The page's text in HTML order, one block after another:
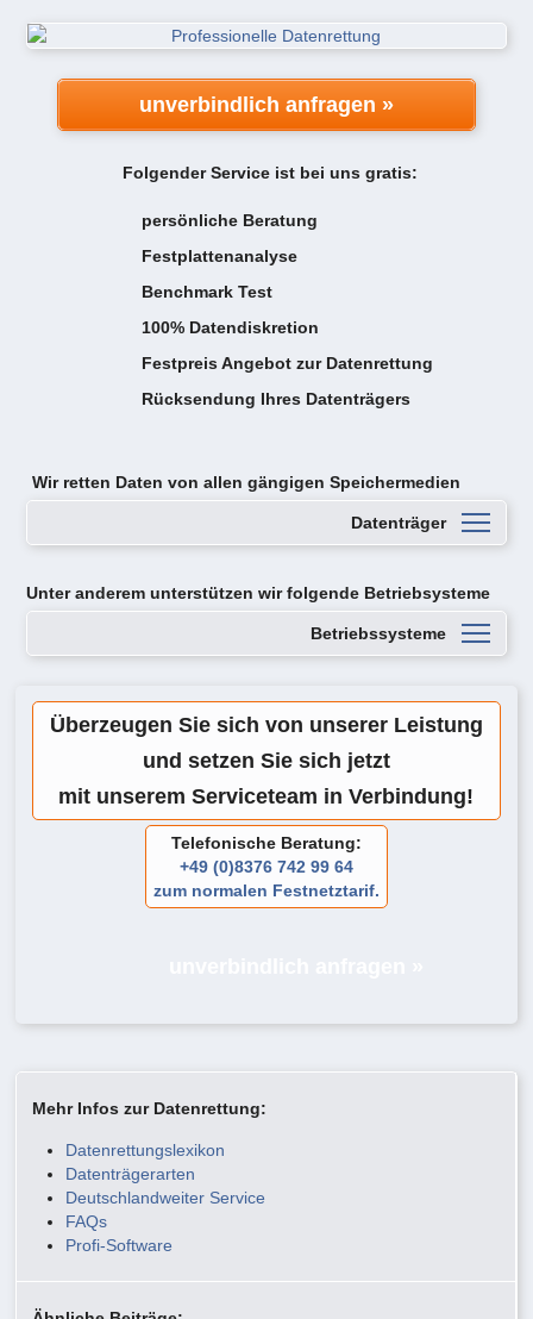
unverbindlich anfragen »
Folgender Service ist bei uns gratis:
persönliche Beratung
Festplattenanalyse
Benchmark Test
100% Datendiskretion
Festpreis Angebot zur Datenrettung
Rücksendung Ihres Datenträgers
Wir retten Daten vonallen gängigen Speichermedien
Datenträger
Unter anderem unterstützen wir folgende Betriebsysteme
Betriebssysteme
Überzeugen Sie sich von unserer Leistung
und setzen Sie sich jetzt
mit unserem Serviceteam in Verbindung!
Telefonische Beratung:
+49 (0)8376 742 99 64
zum normalen Festnetztarif.
Mehr Infos zur Datenrettung:
Datenrettungslexikon
Datenträgerarten
Deutschlandweiter Service
FAQs
Profi-Software